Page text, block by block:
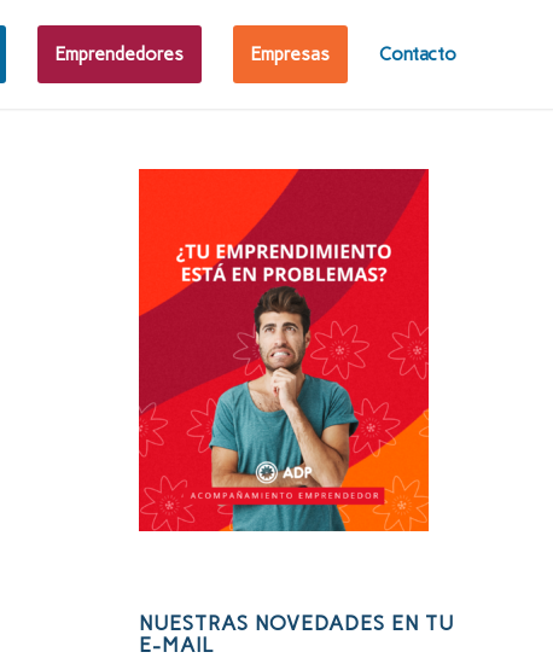
Emprendedores Empresas Contacto
NUESTRAS NOVEDADES EN TU
E-MAIL